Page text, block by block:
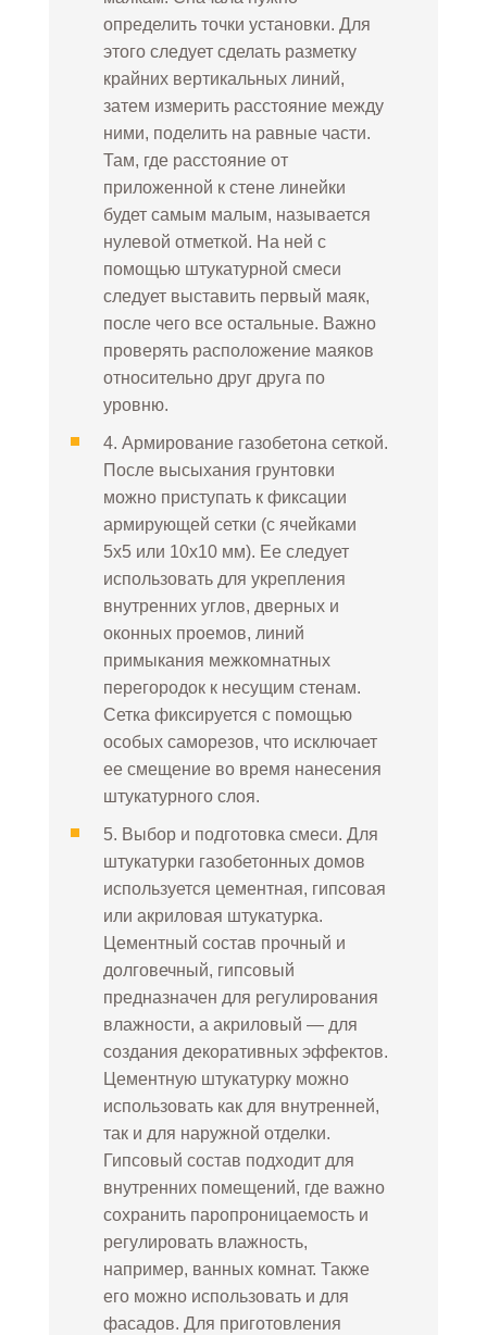
определить точки установки. Для
этого следует сделать разметку
крайних вертикальных линий,
затем измерить расстояние между
ними, поделить на равные части.
Там, где расстояние от
приложенной к стене линейки
будет самым малым, называется
нулевой отметкой. На ней с
помощью штукатурной смеси
следует выставить первый маяк,
после чего все остальные. Важно
проверять расположение маяков
относительно друг друга по
уровню.
4. Армирование газобетона сеткой.
После высыхания грунтовки
можно приступать к фиксации
армирующей сетки (с ячейками
5х5 или 10х10 мм). Ее следует
использовать для укрепления
внутренних углов, дверных и
оконных проемов, линий
примыкания межкомнатных
перегородок к несущим стенам.
Сетка фиксируется с помощью
особых саморезов, что исключает
ее смещение во время нанесения
штукатурного слоя.
5. Выбор и подготовка смеси. Для
штукатурки газобетонных домов
используется цементная, гипсовая
или акриловая штукатурка.
Цементный состав прочный и
долговечный, гипсовый
предназначен для регулирования
влажности, а акриловый — для
создания декоративных эффектов.
Цементную штукатурку можно
использовать как для внутренней,
так и для наружной отделки.
Гипсовый состав подходит для
внутренних помещений, где важно
сохранить паропроницаемость и
регулировать влажность,
например, ванных комнат. Также
его можно использовать и для
фасадов. Для приготовления